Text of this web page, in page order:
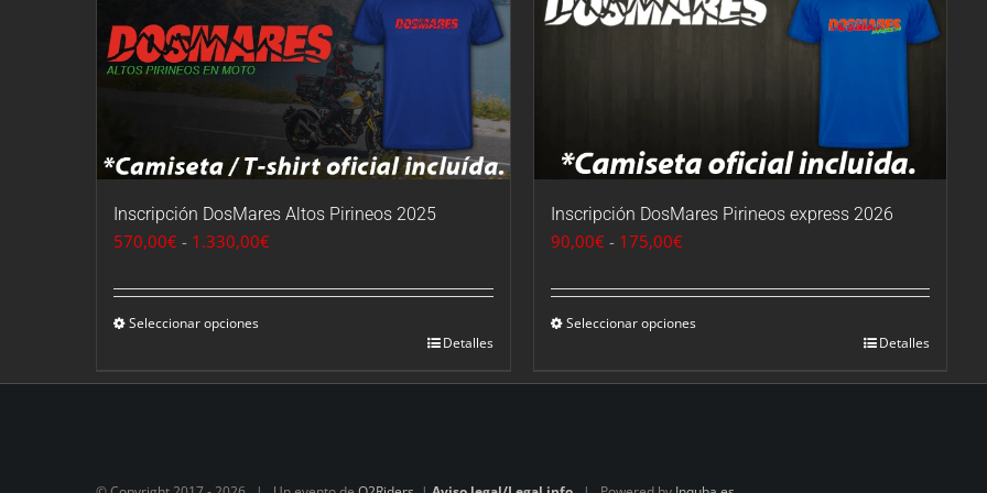
Inscripción DosMares Altos Pirineos 2025
570,00€ - 1.330,00€
precios:
Seleccionar opciones
Detalles
Inscripción DosMares Pirineos express 2026
90,00€ - 175,00€Rango
precios:
desde
Seleccionar opciones
Detalles